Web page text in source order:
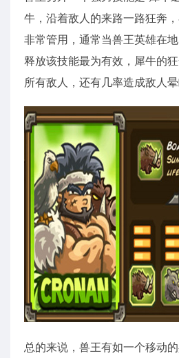
牛，沿着敌人的来路一路狂奔
非常管用，通常当兽王英雄在
释放该技能最为有效，犀牛的
所有敌人，还有几率造成敌人晕
总的来说，兽王有如一个移动